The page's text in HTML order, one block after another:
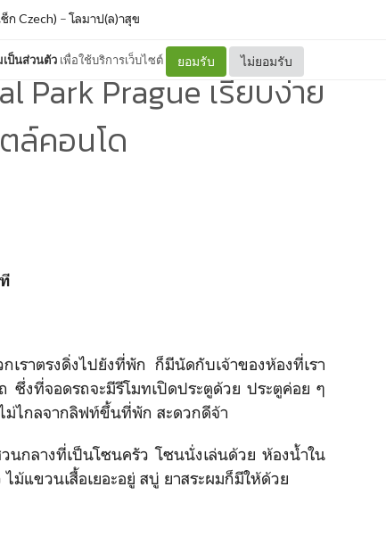
ป็นส่วนตัว เพื่อใช้บริการเว็บไซต์ ยอมรับ ไม่ยอมรับ
ก Czech) –โลมาป(ล)าสุข
Park Prague เรียบง่าย
ล์คอนโด
เราตรงดิ่งไปยังที่พัก ก็มีนัดกับเจ้าของห้องที่เรา
ซึ่งที่จอดรถจะมีรีโมทเปิดประตูด้วย ประตูค่อย ๆ
ม่ไกลจากลิฟท์ขึ้นที่พัก สะดวกดีจ้า
กลางที่เป็นโซนครัว โซนนั่งเล่นด้วย ห้องน้ำใน
ม้แขวนเสื้อเยอะอยู่ สบู่ ยาสระผมก็มีให้ด้วย